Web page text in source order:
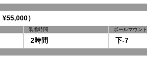
）
装着時間 ボールマウント
2時間 下-7